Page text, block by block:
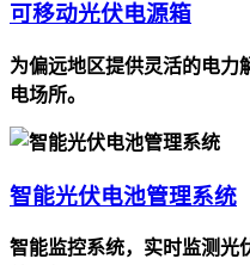
可移动光伏电源箱
为偏远地区提供灵活的电力
电场所。
智能光伏电池管理系统
智能监控系统，实时监测光